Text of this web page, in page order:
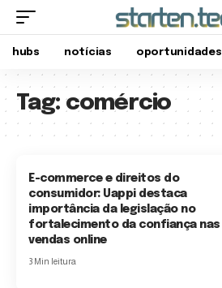
hubs notícias oportunidades
Tag: comércio
E-commerce e direitos do
consumidor: Uappi destaca
importância da legislação no
fortalecimento da confiança nas
vendas online
3 Min leitura